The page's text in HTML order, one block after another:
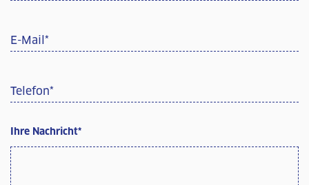
E-Mail*
Telefon*
Ihre Nachricht*